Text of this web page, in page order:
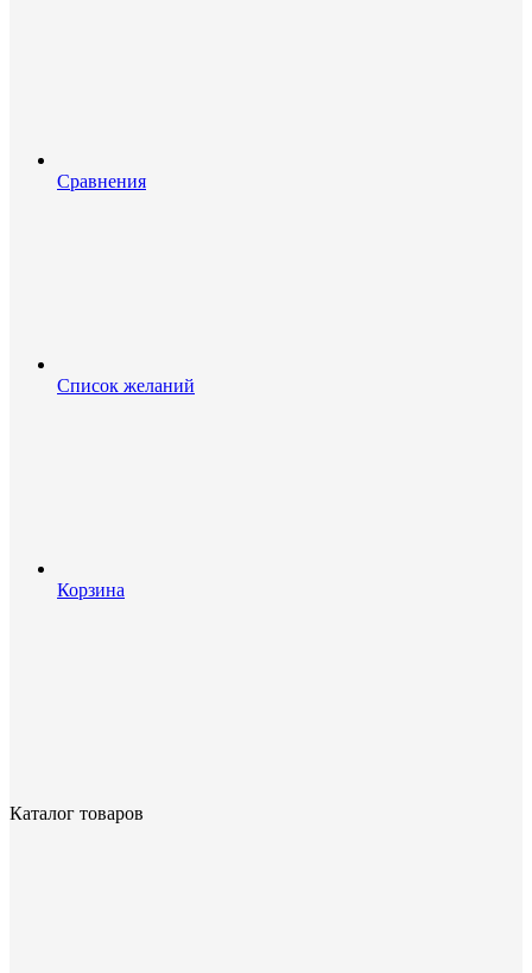
Сравнения
Список желаний
Корзина
Каталог товаров